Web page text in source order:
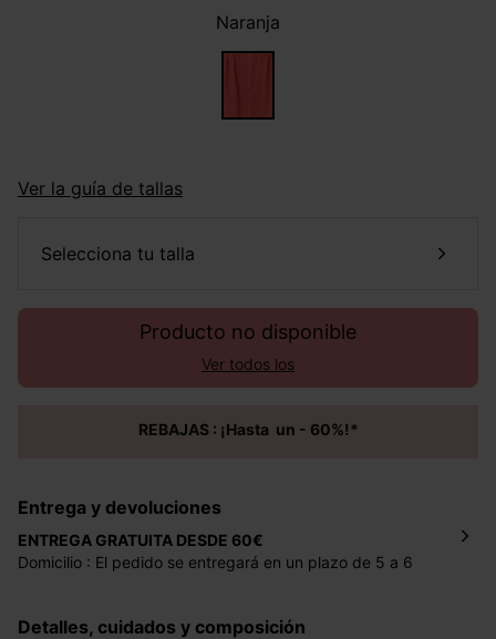
Naranja
Ver la guía de tallas
selecciona tu talla
Producto no disponible
Ver todos los
REBAJAS : ¡Hasta un - 60%!*
Entrega y devoluciones
ENTREGA GRATUITA DESDE 60€
Domicilio : El pedido se entregará en un plazo de 5 a 6
Mondial Relay : El pedido se entregará en un plazo de 5
Detalles, cuidados y composición